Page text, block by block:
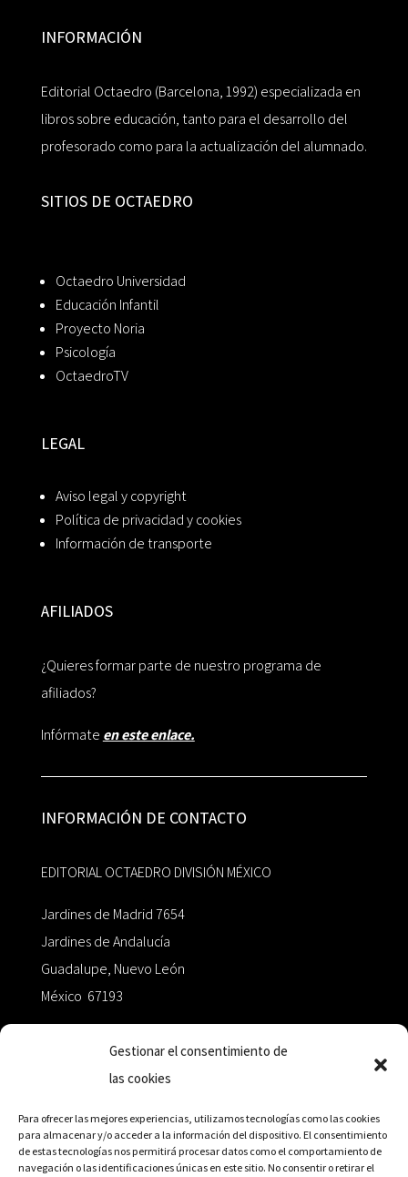
Gestionar el consentimiento de
las cookies
Para ofrecer las mejores experiencias, utilizamos tecnologías como las cookies
para almacenar y/o acceder a la información del dispositivo. El consentimiento
de estas tecnologías nos permitirá procesar datos como el comportamiento de
navegación o las identificaciones únicas en este sitio. No consentir o retirar el
INFORMACIÓN
Editorial Octaedro (Barcelona, 1992) especializada en
libros sobre educación, tanto para el desarrollo del
profesorado como para la actualización del alumnado.
SITIOS DE OCTAEDRO
Octaedro Universidad
Educación Infantil
Proyecto Noria
Psicología
OctaedroTV
LEGAL
Aviso legal y copyright
Política de privacidad y cookies
Información de transporte
AFILIADOS
¿Quieres formar parte de nuestro programa de
afiliados?
Infórmate en este enlace.
INFORMACIÓN DE CONTACTO
EDITORIAL OCTAEDRO DIVISIÓN MÉXICO
Jardines de Madrid 7654
Jardines de Andalucía
Guadalupe, Nuevo León
México 67193
+52 811.499.5638
RED DE DISTRIBUCIÓN